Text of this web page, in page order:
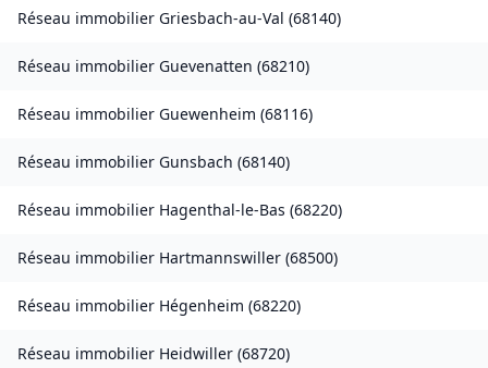
Réseau immobilier Griesbach-au-Val (68140)
Réseau immobilier Guevenatten (68210)
Réseau immobilier Guewenheim (68116)
Réseau immobilier Gunsbach (68140)
Réseau immobilier Hagenthal-le-Bas (68220)
Réseau immobilier Hartmannswiller (68500)
Réseau immobilier Hégenheim (68220)
Réseau immobilier Heidwiller (68720)